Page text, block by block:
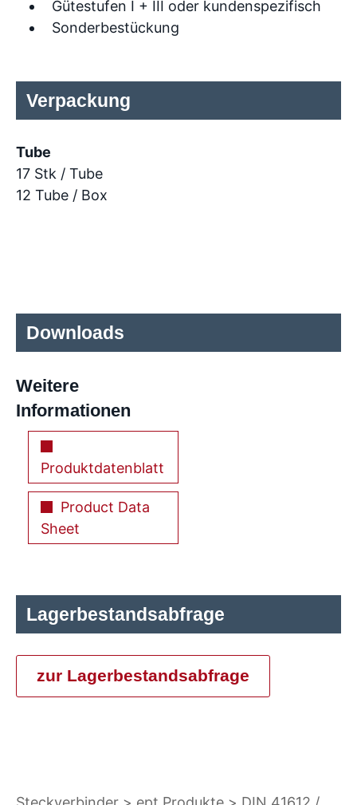
Gütestufen I + III oder kundenspezifisch
Sonderbestückung
Verpackung
Tube
17 Stk / Tube
12 Tube / Box
Downloads
Weitere
Informationen
Produktdatenblatt
Product Data
Sheet
Lagerbestandsabfrage
zur Lagerbestandsabfrage